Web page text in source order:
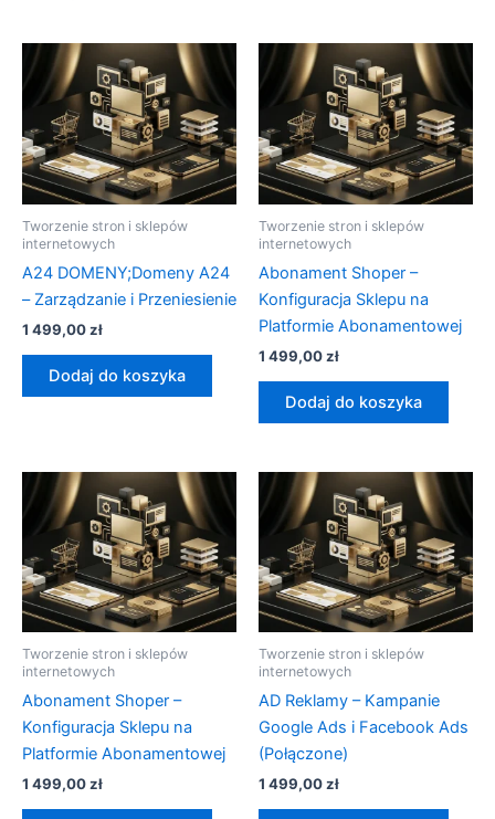
Tworzenie stron i sklepów
internetowych
A24 DOMENY;Domeny A24
– Zarządzanie i Przeniesienie
1 499,00zł
Dodaj do koszyka
Tworzenie stron i sklepów
internetowych
Abonament Shoper –
Konfiguracja Sklepu na
Platformie Abonamentowej
1 499,00zł
Dodaj do koszyka
Tworzenie stron i sklepów
internetowych
Abonament Shoper –
Konfiguracja Sklepu na
Platformie Abonamentowej
1 499,00zł
Tworzenie stron i sklepów
internetowych
AD Reklamy – Kampanie
Google Ads i Facebook Ads
(Połączone)
1 499,00zł